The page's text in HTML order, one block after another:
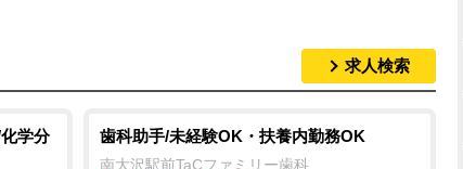
求人検索
学分
歯科助手/未経験OK・扶養内勤務OK
南大沢駅前TaCファミリー歯科